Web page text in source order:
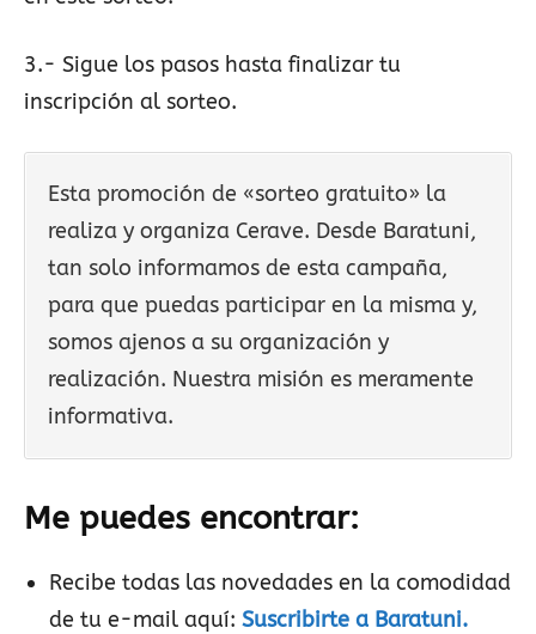
3.- Sigue los pasos hasta finalizar tu
inscripción al sorteo.
Esta promoción de «sorteo gratuito» la
realiza y organiza Cerave. Desde Baratuni,
tan solo informamos de esta campaña,
para que puedas participar en la misma y,
somos ajenos a su organización y
realización. Nuestra misión es meramente
informativa.
Me puedes encontrar:
Recibe todas las novedades en la comodidad
de tu e-mail aquí: Suscribirte a Baratuni.